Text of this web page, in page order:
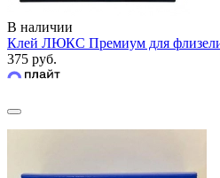
В наличии
Клей ЛЮКС Премиум для
375 руб.